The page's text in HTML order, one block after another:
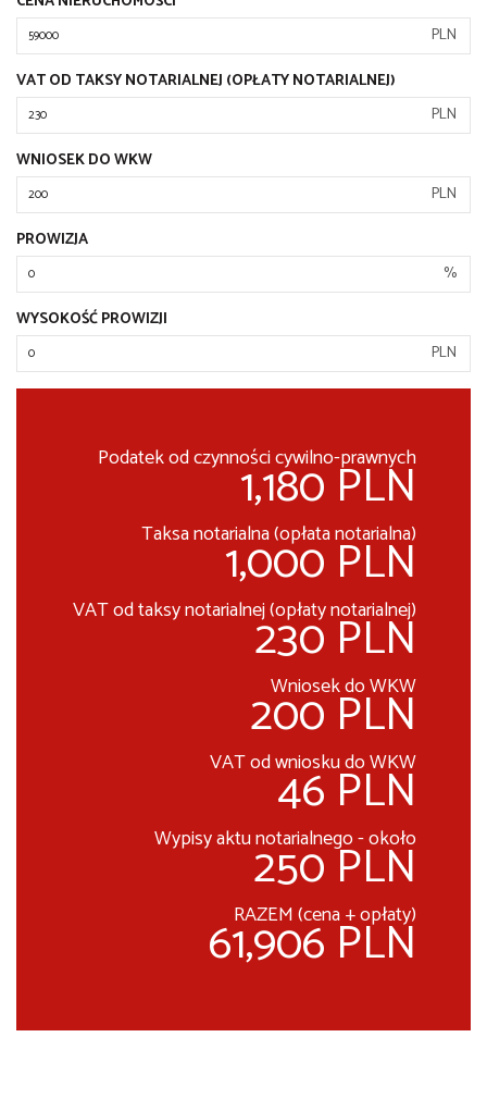
PLN
VAT OD TAKSY NOTARIALNEJ (OPŁATY NOTARIALNEJ)
PLN
WNIOSEK DO WKW
PLN
PROWIZJA
%
WYSOKOŚĆ PROWIZJI
PLN
Podatek od czynności cywilno-prawnych
1,180 PLN
Taksa notarialna (opłata notarialna)
1,000 PLN
VAT od taksy notarialnej (opłaty notarialnej)
230 PLN
Wniosek do WKW
200 PLN
VAT od wniosku do WKW
46 PLN
Wypisy aktu notarialnego - około
250 PLN
RAZEM (cena + opłaty)
61,906 PLN